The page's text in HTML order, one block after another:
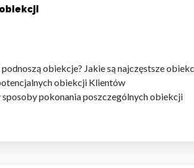
obiekcje? Jakie są najczęstsze
obiekcji Klientów
pokonania poszczególnych obiekcji
pliki cookie stosowane są w celu